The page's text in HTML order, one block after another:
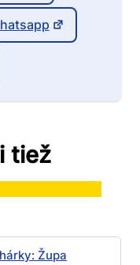
tiež
Župa